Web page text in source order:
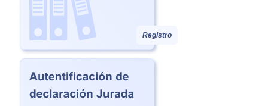
Registro